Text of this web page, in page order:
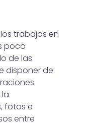
trabajos en
poco
de las
disponer de
fotos e
entre